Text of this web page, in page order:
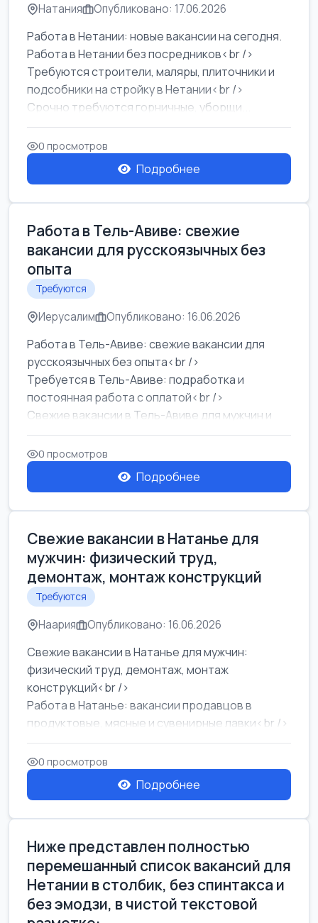
Натания Опубликовано: 17.06.2026
Работа в Нетании: новые вакансии на сегодня.
Работа в Нетании без посредников<br />
Требуются строители, маляры, плиточники и
подсобники на стройку в Нетании<br />
Срочно требуются горничные, уборщи...
0 просмотров
Подробнее
Работа в Тель-Авиве: свежие
вакансии для русскоязычных без
опыта
Требуются
Иерусалим Опубликовано: 16.06.2026
Работа в Тель-Авиве: свежие вакансии для
русскоязычных без опыта<br />
Требуется в Тель-Авиве: подработка и
постоянная работа с оплатой<br />
Свежие вакансии в Тель-Авиве для мужчин и
женщин от хозя...
0 просмотров
Подробнее
Свежие вакансии в Натанье для
мужчин: физический труд,
демонтаж, монтаж конструкций
Требуются
Наария Опубликовано: 16.06.2026
Свежие вакансии в Натанье для мужчин:
физический труд, демонтаж, монтаж
конструкций<br />
Работа в Натанье: вакансии продавцов в
продуктовые, мясные и сувенирные лавки<br />
Разнорабочий на сборку м...
0 просмотров
Подробнее
Ниже представлен полностью
перемешанный список вакансий для
Нетании в столбик, без спинтакса и
без эмодзи, в чистой текстовой